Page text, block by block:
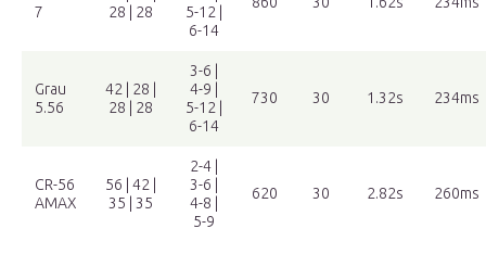
7
28 | 28
5-12 |
6-14
Grau
5.56
42 | 28 |
28 | 28
3-6 |
4-9 |
5-12 |
6-14
730 30 1.32s 234ms
CR-56
AMAX
56 | 42 |
35 | 35
2-4 |
3-6 |
4-8 |
5-9
620 30 2.82s 260ms